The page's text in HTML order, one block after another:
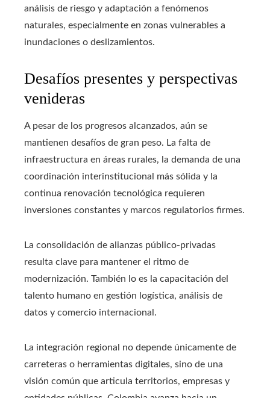
análisis de riesgo y adaptación a fenómenos
naturales, especialmente en zonas vulnerables a
inundaciones o deslizamientos.
Desafíos presentes y perspectivas
venideras
A pesar de los progresos alcanzados, aún se
mantienen desafíos de gran peso. La falta de
infraestructura en áreas rurales, la demanda de una
coordinación interinstitucional más sólida y la
continua renovación tecnológica requieren
inversiones constantes y marcos regulatorios firmes.
La consolidación de alianzas público-privadas
resulta clave para mantener el ritmo de
modernización. También lo es la capacitación del
talento humano en gestión logística, análisis de
datos y comercio internacional.
La integración regional no depende únicamente de
carreteras o herramientas digitales, sino de una
visión común que articula territorios, empresas y